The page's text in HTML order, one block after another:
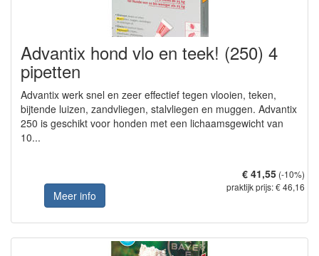
Advantix hond vlo en teek! (250) 4
pipetten
Advantix werk snel en zeer effectief tegen vlooien, teken,
bijtende luizen, zandvliegen, stalvliegen en muggen. Advantix
250 is geschikt voor honden met een lichaamsgewicht van
10...
Meer info
€ 41,55 (-10%)
praktijk prijs: € 46,16